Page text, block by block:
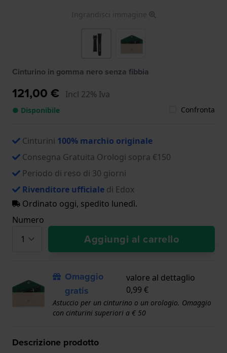
Ingrandisci immagine
Cinturino in gomma nero senza fibbia
121,00 € Incl 22% Iva
● Disponibile Confronta
Cinturini 100% marchio originale
Consegna Gratuita Orologi sopra €150
Periodo di reso di 30 giorni
Rivenditore ufficiale di Edox
Ordinato oggi, spedito lunedì.
Numero
Aggiungi al carrello
Omaggio
gratis
valore al dettaglio
0,99 €
Astuccio per un cinturino o un orologio. Omaggio
con cinturini superiori a € 50
Descrizione prodotto